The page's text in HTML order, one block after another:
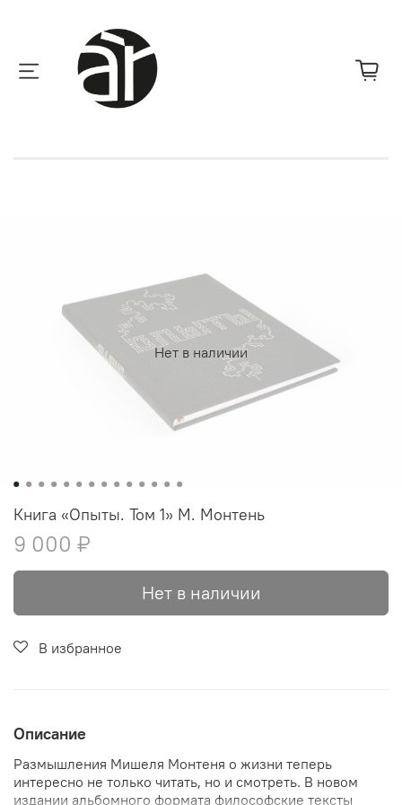
Нет в наличии
Книга «Опыты. Том 1» М. Монтень
9 000 ₽
Нет в наличии
В избранное
Описание
Размышления Мишеля Монтеня о жизни теперь
интересно не только читать, но и смотреть. В новом
издании альбомного формата философские тексты